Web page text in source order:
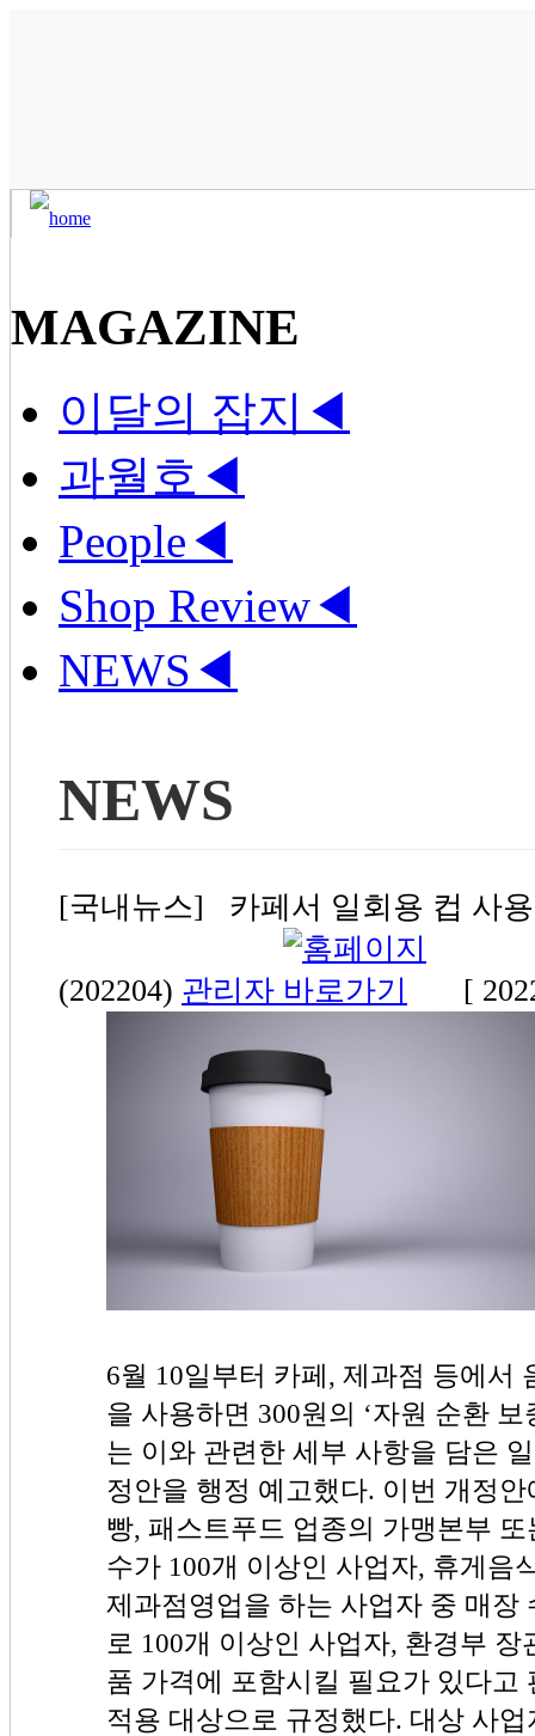
MAGAZINE
이달의 잡지 ◀
과월호 ◀
People◀
Shop Review◀
NEWS ◀
NEWS
[국내뉴스] 카페서 일회용 컵 사
(202204) 관리자 [
6월 10일부터 카페, 제과점 등에서
을 사용하면 300원의 ‘자원 순환
는 이와 관련한 세부 사항을 담은
정안을 행정 예고했다. 이번 개정
빵, 패스트푸드 업종의 가맹본부
수가 100개 이상인 사업자, 휴게음
제과점영업을 하는 사업자 중 매장
로 100개 이상인 사업자, 환경부
품 가격에 포함시킬 필요가 있다고
적용 대상으로 규정했다. 대상 사